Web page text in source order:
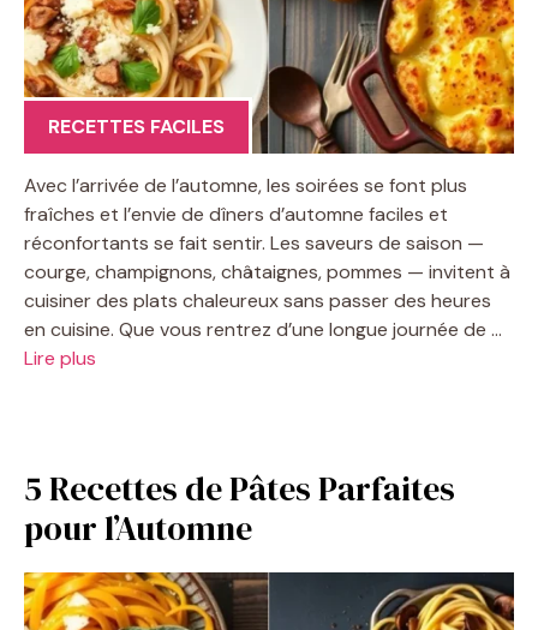
RECETTES FACILES
Avec l’arrivée de l’automne, les soirées se font plus
fraîches et l’envie de dîners d’automne faciles et
réconfortants se fait sentir. Les saveurs de saison —
courge, champignons, châtaignes, pommes — invitent à
cuisiner des plats chaleureux sans passer des heures
en cuisine. Que vous rentrez d’une longue journée de …
Lire plus
5 Recettes de Pâtes Parfaites
pour l’Automne